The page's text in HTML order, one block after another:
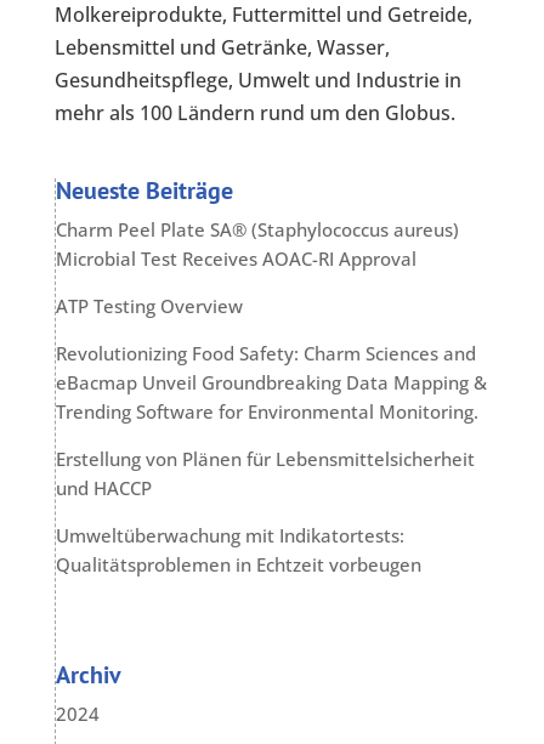
Molkereiprodukte, Futtermittel und Getreide,
Lebensmittel und Getränke, Wasser,
Gesundheitspflege, Umwelt und Industrie in
mehr als 100 Ländern rund um den Globus.
Neueste Beiträge
Charm Peel Plate SA® (Staphylococcus aureus)
Microbial Test Receives AOAC-RI Approval
ATP Testing Overview
Revolutionizing Food Safety: Charm Sciences and
eBacmap Unveil Groundbreaking Data Mapping &
Trending Software for Environmental Monitoring.
Erstellung von Plänen für Lebensmittelsicherheit
und HACCP
Umweltüberwachung mit Indikatortests:
Qualitätsproblemen in Echtzeit vorbeugen
Archiv
2024